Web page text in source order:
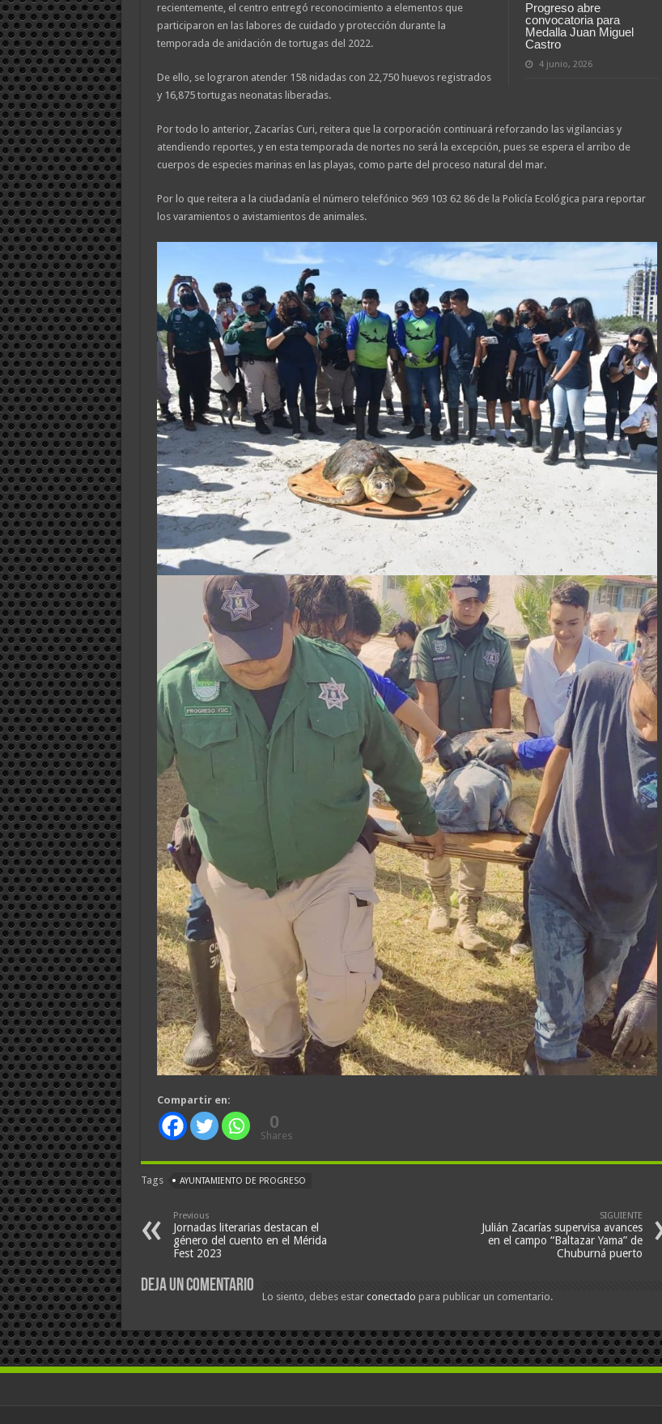
Progreso abre
convocatoria para
Medalla Juan Miguel
Castro
4 junio, 2026
recientemente, el centro entregó reconocimiento a elementos que
participaron en las labores de cuidado y protección durante la
temporada de anidación de tortugas del 2022.
De ello, se lograron atender 158 nidadas con 22,750 huevos registrados
y 16,875 tortugas neonatas liberadas.
Por todo lo anterior, Zacarías Curi, reitera que la corporación continuará reforzando las vigilancias y
atendiendo reportes, y en esta temporada de nortes no será la excepción, pues se espera el arribo de
cuerpos de especies marinas en las playas, como parte del proceso natural del mar.
Por lo que reitera a la ciudadanía el número telefónico 969 103 62 86 de la Policía Ecológica para reportar
los varamientos o avistamientos de animales.
Compartir en:
0
Shares
Tags AYUNTAMIENTO DE PROGRESO
Previous
Jornadas literarias destacan el
género del cuento en el Mérida
Fest 2023
SIGUIENTE
Julián Zacarías supervisa avances
en el campo “Baltazar Yama” de
Chuburná puerto
Deja un comentario
Lo siento, debes estar conectado para publicar un comentario.